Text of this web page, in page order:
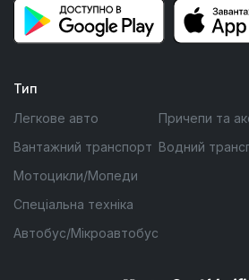
Тип
Легкове авто
Вантажний транспорт
Мотоцикли/Мопеди
Спеціальна техніка
Автобус/Мікроавтобус
Причепи та
Водний